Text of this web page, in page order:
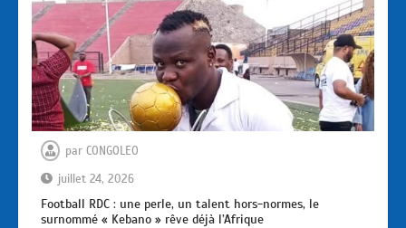
par CONGOLEO
juillet 24, 2026
Football RDC : une perle, un talent hors-normes, le
surnommé « Kebano » rêve déjà l’Afrique